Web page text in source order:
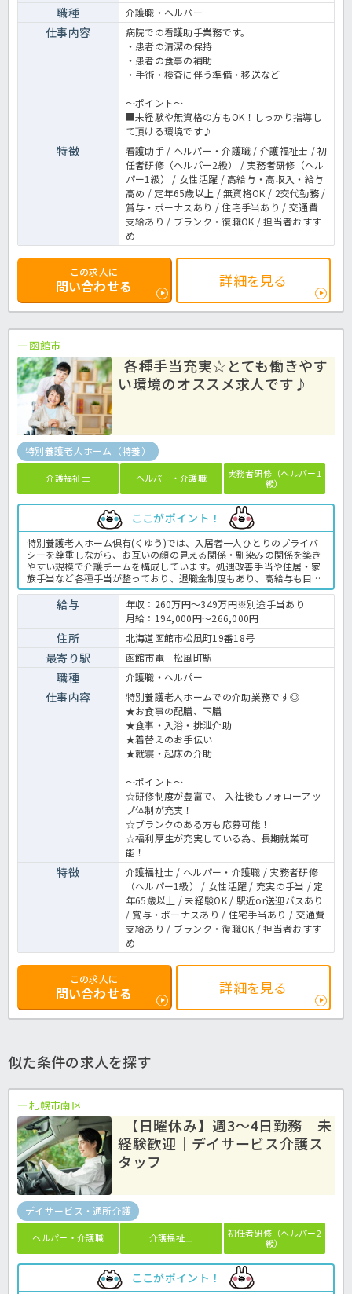
職種
介護職・ヘルパー
仕事内容
病院での看護助手業務です。
・患者の清潔の保持
・患者の食事の補助
・手術・検査に伴う準備・移送など
～ポイント～
■未経験や無資格の方もOK！しっかり指導し
て頂ける環境です♪
特徴
看護助手 / ヘルパー・介護職 / 介護福祉士 / 初
任者研修（ヘルパー2級） / 実務者研修（ヘル
パー1級） / 女性活躍 / 高給与・高収入・給与
高め / 定年65歳以上 / 無資格OK / 2交代勤務 /
賞与・ボーナスあり / 住宅手当あり / 交通費
支給あり / ブランク・復職OK / 担当者おすす
め
この求人に
問い合わせる 詳細を見る
函館市
各種手当充実☆とても働きやす
い環境のオススメ求人です♪
特別養護老人ホーム（特養）
介護福祉士 ヘルパー・介護職
実務者研修（ヘルパー1
級）
ここがポイント！
特別養護老人ホーム倶有(くゆう)では、入居者一人ひとりのプライバ
シーを尊重しながら、お互いの顔の見える関係・馴染みの関係を築き
やすい規模で介護チームを構成しています。処遇改善手当や住居・家
族手当など各種手当が整っており、退職金制度もあり、高給与も目指
せるためとても働きやすい環境が整っています♪ご興味がありました
ら是非ほっ介護までお問合せ下さいね！特別養護老人ホームでの介護
業務全般です。 ＜介護職 正職員 特別養護老人ホームの求人＞
給与
年収：260万円～349万円※別途手当あり
月給：194,000円～266,000円
住所 北海道函館市松風町19番18号
最寄り駅 函館市電 松風町駅
職種 介護職・ヘルパー
仕事内容
特別養護老人ホームでの介助業務です◎
★お食事の配膳、下膳
★食事・入浴・排泄介助
★着替えのお手伝い
★就寝・起床の介助
～ポイント～
☆研修制度が豊富で、 入社後もフォローアッ
プ体制が充実！
☆ブランクのある方も応募可能！
☆福利厚生が充実している為、長期就業可
能！
特徴
介護福祉士 / ヘルパー・介護職 / 実務者研修
（ヘルパー1級） / 女性活躍 / 充実の手当 / 定
年65歳以上 / 未経験OK / 駅近or送迎バスあり
/ 賞与・ボーナスあり / 住宅手当あり / 交通費
支給あり / ブランク・復職OK / 担当者おすす
め
この求人に
問い合わせる 詳細を見る
似た条件の求人を探す
札幌市南区
【日曜休み】週3～4日勤務｜未
経験歓迎｜デイサービス介護ス
タッフ
デイサービス・通所介護
ヘルパー・介護職 介護福祉士
初任者研修（ヘルパー2
級）
ここがポイント！